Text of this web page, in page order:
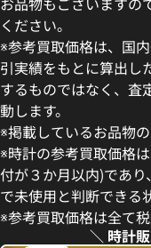
パワー ウニコ オー
格
合わせください
電話で聞く
ください。
※参考買取価格は、国
引実績をもとに算出し
するものではなく、査
動します。
※掲載しているお品物
※時計の参考買取価格
付が３か月以内)であ
で未使用と判断できる
※参考買取価格は全て税
＼ 時計